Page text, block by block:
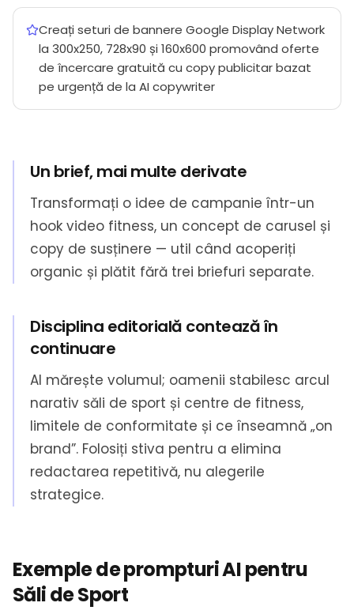
Creați seturi de bannere Google Display Network
la 300x250, 728x90 și 160x600 promovând oferte
de încercare gratuită cu copy publicitar bazat
pe urgență de la AI copywriter
Un brief, mai multe derivate
Transformați o idee de campanie într-un
hook video fitness, un concept de carusel și
copy de susținere — util când acoperiți
organic și plătit fără trei briefuri separate.
Disciplina editorială contează în
continuare
AI mărește volumul; oamenii stabilesc arcul
narativ săli de sport și centre de fitness,
limitele de conformitate și ce înseamnă „on
brand”. Folosiți stiva pentru a elimina
redactarea repetitivă, nu alegerile
strategice.
Exemple de prompturi AI pentru
Săli de Sport